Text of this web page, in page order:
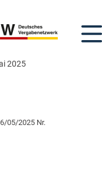
2025
05/2025 Nr.